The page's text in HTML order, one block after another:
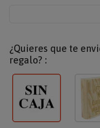
¿Quieres que te
regalo? :